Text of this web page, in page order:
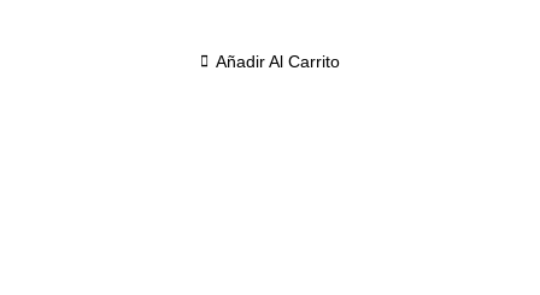
Añadir Al Carrito